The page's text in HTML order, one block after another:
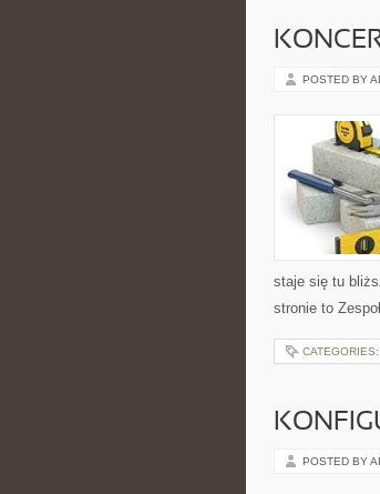
POSTED BY
staje się tu
stronie to
CATEGORIES:
POSTED BY